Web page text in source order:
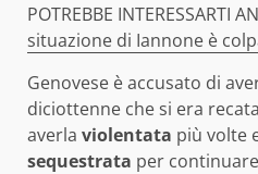
POTREBBE INTERESSARTI
situazione di Iannone è
Genovese è accusato di
diciottenne che si era
averla violentata più volte
sequestrata per